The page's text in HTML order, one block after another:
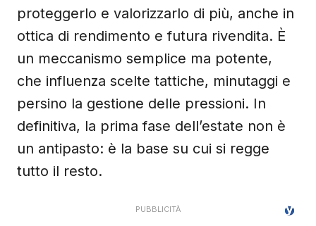
proteggerlo e valorizzarlo di più, anche in
ottica di rendimento e futura rivendita. È
un meccanismo semplice ma potente,
che influenza scelte tattiche, minutaggi e
persino la gestione delle pressioni. In
definitiva, la prima fase dell’estate non è
un antipasto: è la base su cui si regge
tutto il resto.